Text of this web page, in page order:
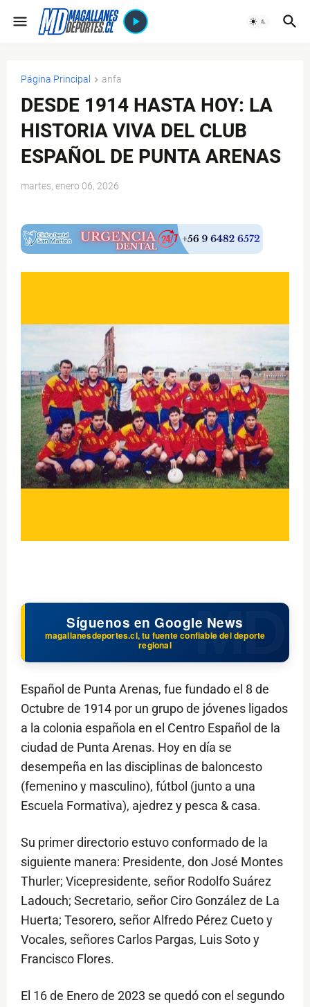
Página Principal anfa
DESDE 1914 HASTA HOY: LA
HISTORIA VIVA DEL CLUB
ESPAÑOL DE PUNTA ARENAS
martes, enero 06, 2026
Síguenos en Google News
magallanesdeportes.cl, tu fuente confiable del deporte
regional
Español de Punta Arenas, fue fundado el 8 de
Octubre de 1914 por un grupo de jóvenes ligados
a la colonia española en el Centro Español de la
ciudad de Punta Arenas. Hoy en día se
desempeña en las disciplinas de baloncesto
(femenino y masculino), fútbol (junto a una
Escuela Formativa), ajedrez y pesca & casa.
Su primer directorio estuvo conformado de la
siguiente manera: Presidente, don José Montes
Thurler; Vicepresidente, señor Rodolfo Suárez
Ladouch; Secretario, señor Ciro González de La
Huerta; Tesorero, señor Alfredo Pérez Cueto y
Vocales, señores Carlos Pargas, Luis Soto y
Francisco Flores.
El 16 de Enero de 2023 se quedó con el segundo